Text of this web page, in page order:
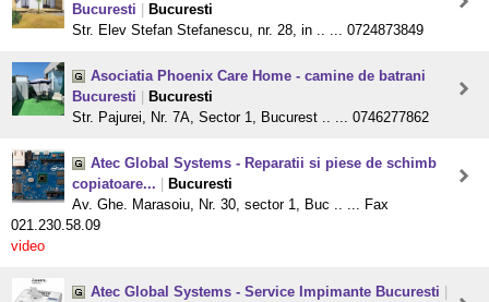
Bucuresti
Bucuresti
Str. Elev Stefan Stefanescu, nr. 28, in .. ... 0724873849
Asociatia Phoenix Care Home - camine de batrani
Bucuresti
Bucuresti
Str. Pajurei, Nr. 7A, Sector 1, Bucurest .. ... 0746277862
Atec Global Systems - Reparatii si piese de schimb
copiatoare...
Bucuresti
Av. Ghe. Marasoiu, Nr. 30, sector 1, Buc .. ... Fax
021.230.58.09
video
Atec Global Systems - Service Impimante Bucuresti